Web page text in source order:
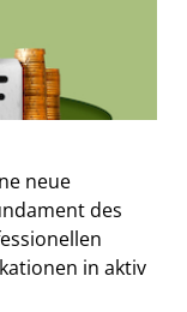
neue
des
in aktiv